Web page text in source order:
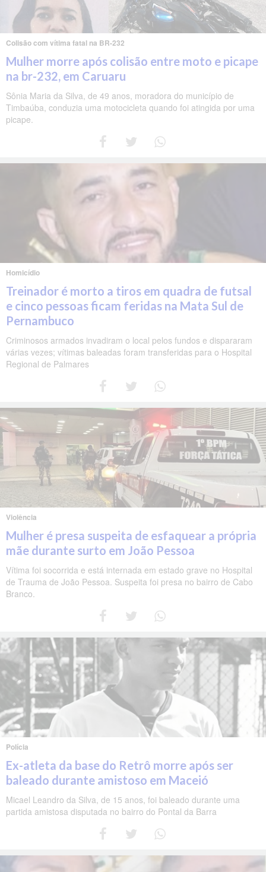
Colisão com vítima fatal na BR-232
Mulher morre após colisão entre moto e picape
na br-232, em Caruaru
Sônia Maria da Silva, de 49 anos, moradora do município de
Timbaúba, conduzia uma motocicleta quando foi atingida por uma
picape.
Homicídio
Treinador é morto a tiros em quadra de futsal
e cinco pessoas ficam feridas na Mata Sul de
Pernambuco
Criminosos armados invadiram o local pelos fundos e dispararam
várias vezes; vítimas baleadas foram transferidas para o Hospital
Regional de Palmares
Violência
Mulher é presa suspeita de esfaquear a própria
mãe durante surto em João Pessoa
Vítima foi socorrida e está internada em estado grave no Hospital
de Trauma de João Pessoa. Suspeita foi presa no bairro de Cabo
Branco.
Polícia
Ex-atleta da base do Retrô morre após ser
baleado durante amistoso em Maceió
Micael Leandro da Silva, de 15 anos, foi baleado durante uma
partida amistosa disputada no bairro do Pontal da Barra